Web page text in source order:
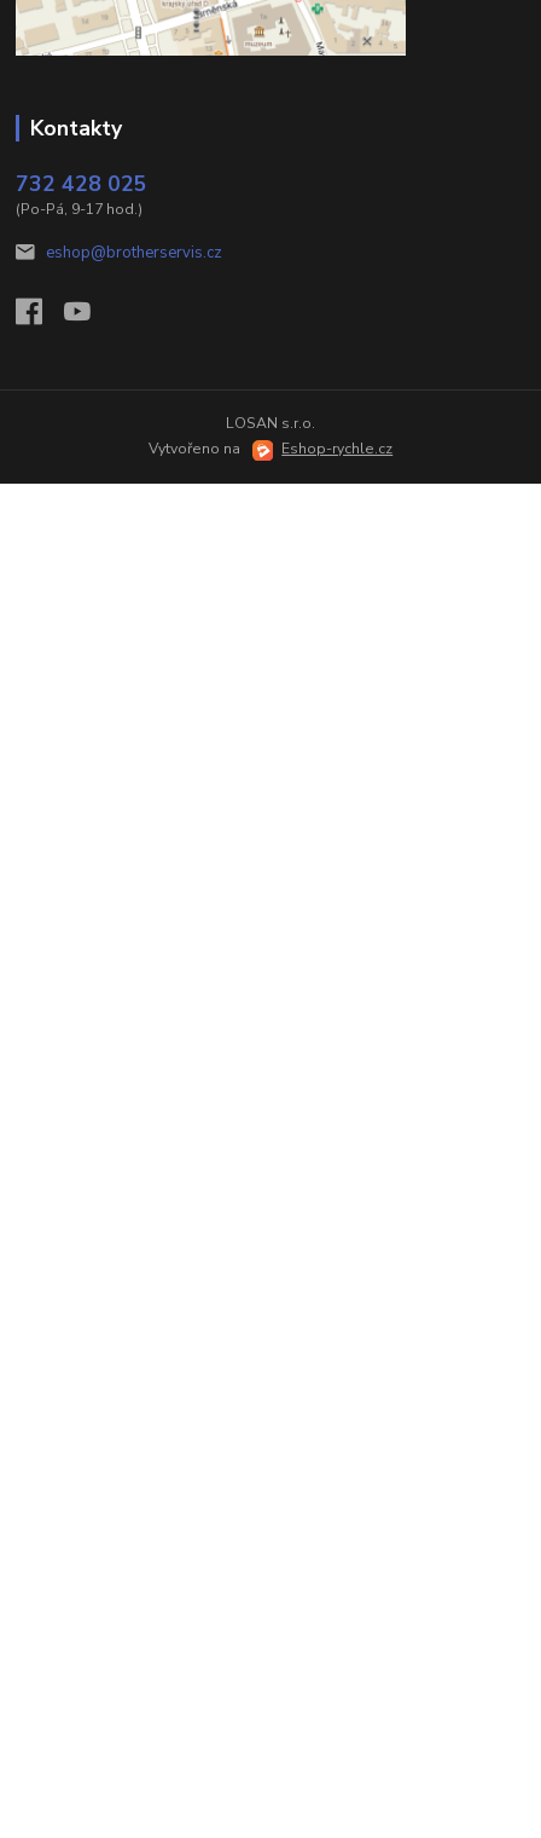
Kontakty
732 428 025
(Po-Pá, 9-17 hod.)
eshop@brotherservis.cz
LOSAN s.r.o.
Vytvořeno na
Eshop-rychle.cz